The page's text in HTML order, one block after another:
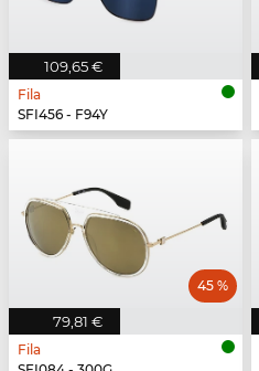
109,65 €
Fila
SFI456 - F94Y
79,81 €
45 %
Fila